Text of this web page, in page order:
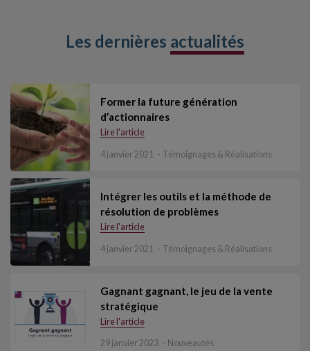
Les dernières actualités
Former la future génération
d’actionnaires
Lire l'article
4 janvier 2021 Témoignages & Réalisations
Intégrer les outils et la méthode de
résolution de problèmes
Lire l'article
4 janvier 2021 Témoignages & Réalisations
Gagnant gagnant, le jeu de la vente
stratégique
Lire l'article
29 janvier 2023 Nouveautés